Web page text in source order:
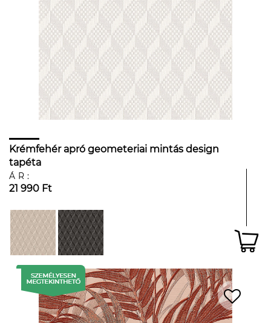
Krémfehér apró geometeriai mintás design
tapéta
ÁR:
21 990 Ft